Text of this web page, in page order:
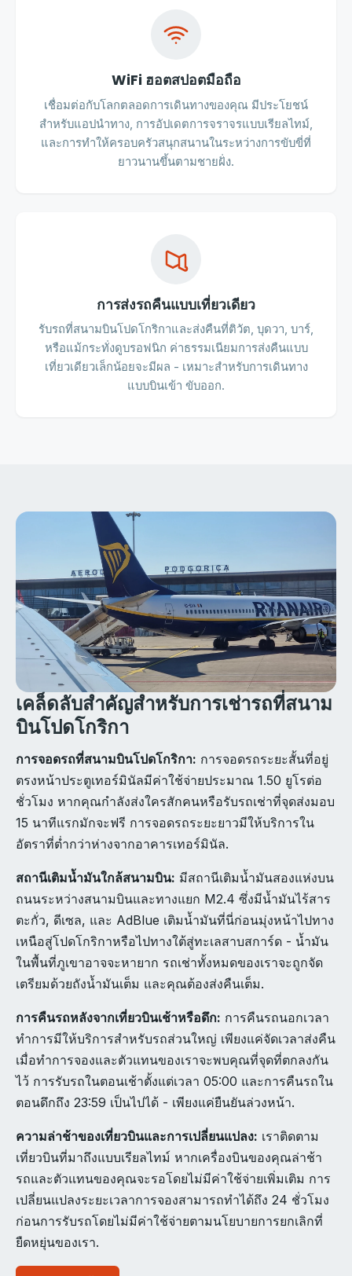
WiFi ฮอตสปอตมือถือ
เชื่อมต่อกับโลกตลอดการเดินทางของคุณ มีประโยชน์
สำหรับแอปนำทาง, การอัปเดตการจราจรแบบเรียลไทม์,
และการทำให้ครอบครัวสนุกสนานในระหว่างการขับขี่ที่
ยาวนานขึ้นตามชายฝั่ง.
การส่งรถคืนแบบเที่ยวเดียว
รับรถที่สนามบินโปดโกริกาและส่งคืนที่ติวัต, บุดวา, บาร์,
หรือแม้กระทั่งดูบรอฟนิก ค่าธรรมเนียมการส่งคืนแบบ
เที่ยวเดียวเล็กน้อยจะมีผล - เหมาะสำหรับการเดินทาง
แบบบินเข้า ขับออก.
เคล็ดลับสำคัญสำหรับการเช่ารถที่สนาม
บินโปดโกริกา
การจอดรถที่สนามบินโปดโกริกา: การจอดรถระยะสั้นที่อยู่
ตรงหน้าประตูเทอร์มินัลมีค่าใช้จ่ายประมาณ 1.50 ยูโรต่อ
ชั่วโมง หากคุณกำลังส่งใครสักคนหรือรับรถเช่าที่จุดส่งมอบ
15 นาทีแรกมักจะฟรี การจอดรถระยะยาวมีให้บริการใน
อัตราที่ต่ำกว่าห่างจากอาคารเทอร์มินัล.
สถานีเติมน้ำมันใกล้สนามบิน: มีสถานีเติมน้ำมันสองแห่งบน
ถนนระหว่างสนามบินและทางแยก M2.4 ซึ่งมีน้ำมันไร้สาร
ตะกั่ว, ดีเซล, และ AdBlue เติมน้ำมันที่นี่ก่อนมุ่งหน้าไปทาง
เหนือสู่โปดโกริกาหรือไปทางใต้สู่ทะเลสาบสการ์ด - น้ำมัน
ในพื้นที่ภูเขาอาจจะหายาก รถเช่าทั้งหมดของเราจะถูกจัด
เตรียมด้วยถังน้ำมันเต็ม และคุณต้องส่งคืนเต็ม.
การคืนรถหลังจากเที่ยวบินเช้าหรือดึก: การคืนรถนอกเวลา
ทำการมีให้บริการสำหรับรถส่วนใหญ่ เพียงแค่จัดเวลาส่งคืน
เมื่อทำการจองและตัวแทนของเราจะพบคุณที่จุดที่ตกลงกัน
ไว้ การรับรถในตอนเช้าตั้งแต่เวลา 05:00 และการคืนรถใน
ตอนดึกถึง 23:59 เป็นไปได้ - เพียงแค่ยืนยันล่วงหน้า.
ความล่าช้าของเที่ยวบินและการเปลี่ยนแปลง: เราติดตาม
เที่ยวบินที่มาถึงแบบเรียลไทม์ หากเครื่องบินของคุณล่าช้า
รถและตัวแทนของคุณจะรอโดยไม่มีค่าใช้จ่ายเพิ่มเติม การ
เปลี่ยนแปลงระยะเวลาการจองสามารถทำได้ถึง 24 ชั่วโมง
ก่อนการรับรถโดยไม่มีค่าใช้จ่ายตามนโยบายการยกเลิกที่
ยืดหยุ่นของเรา.